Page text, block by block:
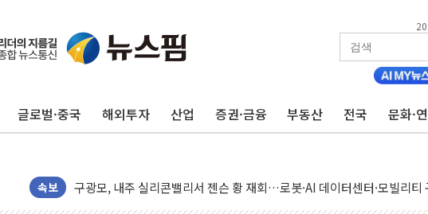
글로벌·중국 해외투자 산업 증권·금융 부동산 전국 문화·
속보
유럽증시, 견조한 실적 소화하며 대부분 상승… "2분기 기업 순이익
리투아니아 국방 "러, 우크라 드론으로 나토 회원국 공격 검토… 거짓 깃
뉴욕증시 개장 전 특징주...모더나·아이온큐·도어대시↑ VS 샌디스크·
김정관 장관 "영업이익 N% 성과급 반대…상법·자본시장법 개정 논의"